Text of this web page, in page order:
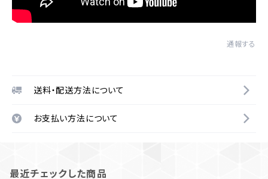
通報する
送料・配送方法について
お支払い方法について
最近チェックした商品